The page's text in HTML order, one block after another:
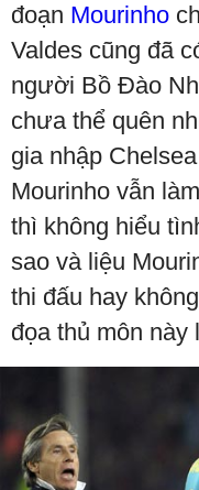
đoạn Mourinho
Valdes cũng đã
người Bồ Đào
chưa thể quên
gia nhập
Mourinho vẫn
thì không hiểu
sao và liệu
thi đấu hay
đọa thủ môn